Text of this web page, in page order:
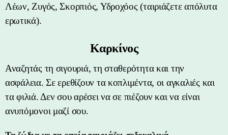
Λέων, Ζυγός, Σκορπιός, Υδροχόος (ταιριάζετε απόλυτα
ερωτικά).
Καρκίνος
Αναζητάς τη σιγουριά, τη σταθερότητα και την
ασφάλεια. Σε ερεθίζουν τα κοπλιμέντα, οι αγκαλιές και
τα φιλιά. Δεν σου αρέσει να σε πιέζουν και να είναι
ανυπόμονοι μαζί σου.